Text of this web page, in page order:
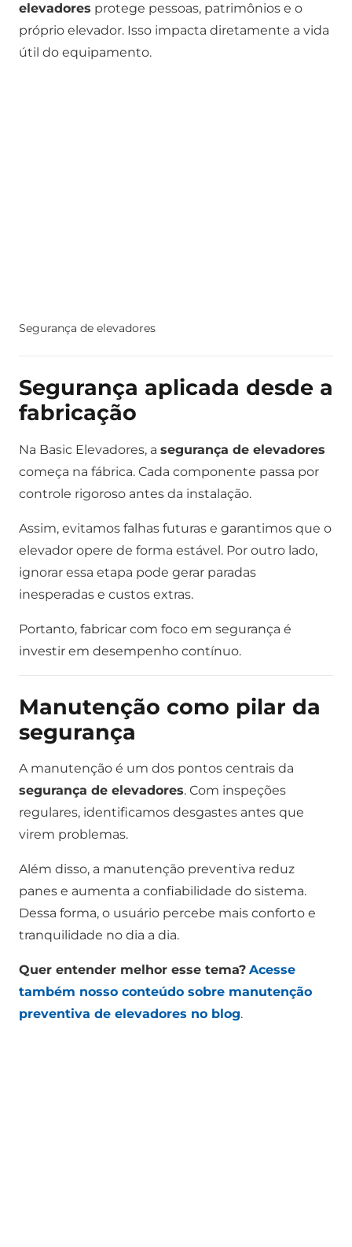
elevadores protege pessoas, patrimônios e o
próprio elevador. Isso impacta diretamente a vida
útil do equipamento.
Segurança de elevadores
Segurança aplicada desde a
fabricação
Na Basic Elevadores, a segurança de elevadores
começa na fábrica. Cada componente passa por
controle rigoroso antes da instalação.
Assim, evitamos falhas futuras e garantimos que o
elevador opere de forma estável. Por outro lado,
ignorar essa etapa pode gerar paradas
inesperadas e custos extras.
Portanto, fabricar com foco em segurança é
investir em desempenho contínuo.
Manutenção como pilar da
segurança
A manutenção é um dos pontos centrais da
segurança de elevadores. Com inspeções
regulares, identificamos desgastes antes que
virem problemas.
Além disso, a manutenção preventiva reduz
panes e aumenta a confiabilidade do sistema.
Dessa forma, o usuário percebe mais conforto e
tranquilidade no dia a dia.
Quer entender melhor esse tema? Acesse
também nosso conteúdo sobre manutenção
preventiva de elevadores no blog.